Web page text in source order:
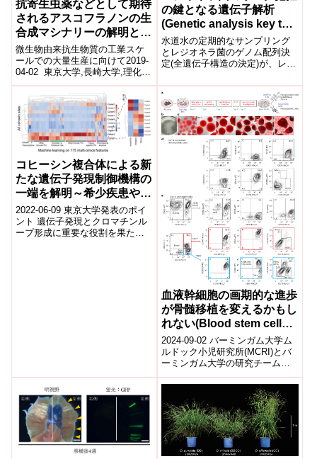
抗寄生虫薬などとして期待
されるアスコフラノンの生
合成マシナリーの解明と
選択的大量生産系の構築に
成功
微生物由来抗生物質の工業スケ
ールでの大量生産に向けて2019-
04-02 東京大学,長崎大学,理化学
研究所,キッコーマン株式会社,科
学技術振興機構ポイント 抗...
の鍵となる遺伝子解析
(Genetic analysis key to
understanding
Legionella risk)
水道水の定期的なサンプリング
とレジオネラ菌のゲノム配列決
定(全遺伝子構造の決定)が、レジ
役割を果たす可能性があること
が、研究により示...
コヒーシン複合体による新
たな遺伝子発現制御機構の
一端を解明～希少疾患や白
血病の原因解明の糸口に～
2022-06-09 東京大学発表のポイ
ント 遺伝子発現とクロマチンル
ープ形成に重要な役割を果たす
血液幹細胞の画期的な進歩
が骨髄移植を変えるかもし
れない(Blood stem cell
breakthrough could
transform bone marrow
transplants)
2024-09-02 バーミンガム大学ム
ルドック小児研究所(MCRI)とバ
ーミンガム大学の研究チーム
が、ヒト胚に近い血液幹細胞の
作成に成功しました。この画期
的な...